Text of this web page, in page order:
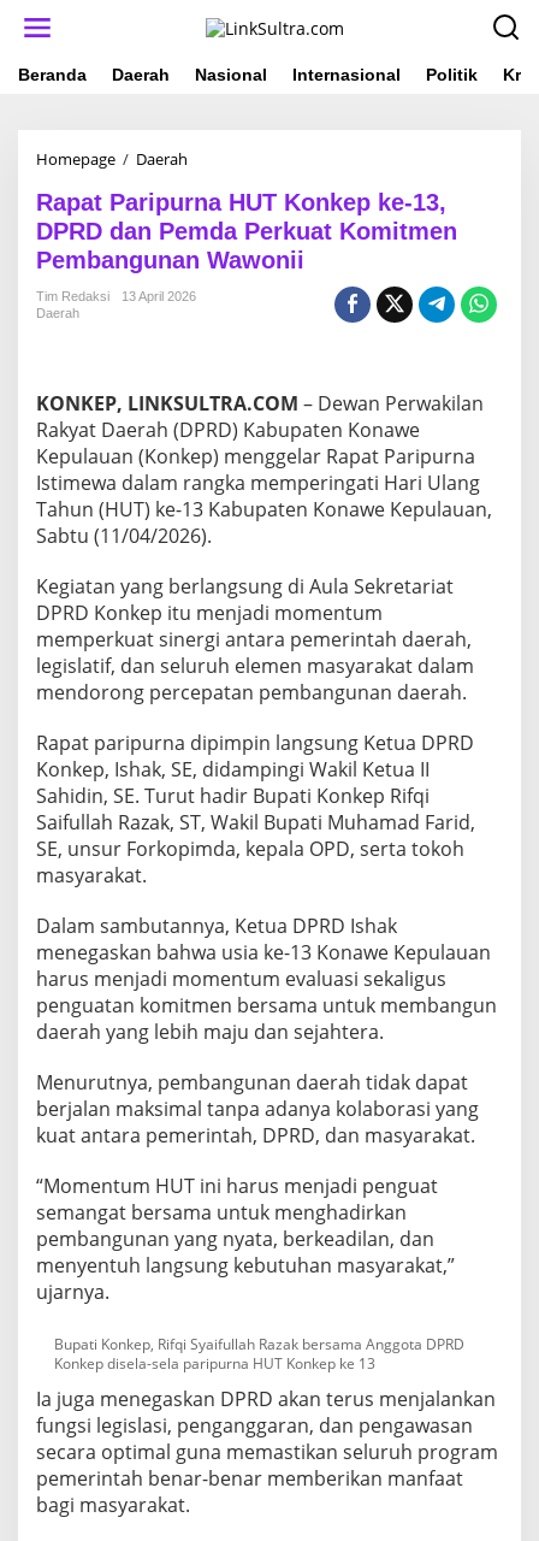
Beranda Daerah Nasional Internasional Politik
Homepage / Daerah
p
a
t
P
a
r
n
a
H
U
T
K
o
k
e
p
k
e
-
3
,
D
P
R
D
n
P
e
m
d
a
r
k
u
t
K
o
m
i
n
P
e
b
a
n
Rapat Paripurna HUT Konkep ke-13,
DPRD dan Pemda Perkuat Komitmen
Pembangunan Wawonii
Tim Redaksi
13 April 2026
Daerah
KONKEP, LINKSULTRA.COM – Dewan Perwakilan
Rakyat Daerah (DPRD) Kabupaten Konawe
Kepulauan (Konkep) menggelar Rapat Paripurna
Istimewa dalam rangka memperingati Hari Ulang
Tahun (HUT) ke-13 Kabupaten Konawe Kepulauan,
Sabtu (11/04/2026).
Kegiatan yang berlangsung di Aula Sekretariat
DPRD Konkep itu menjadi momentum
memperkuat sinergi antara pemerintah daerah,
legislatif, dan seluruh elemen masyarakat dalam
mendorong percepatan pembangunan daerah.
Rapat paripurna dipimpin langsung Ketua DPRD
Konkep, Ishak, SE, didampingi Wakil Ketua II
Sahidin, SE. Turut hadir Bupati Konkep Rifqi
Saifullah Razak, ST, Wakil Bupati Muhamad Farid,
SE, unsur Forkopimda, kepala OPD, serta tokoh
masyarakat.
Dalam sambutannya, Ketua DPRD Ishak
menegaskan bahwa usia ke-13 Konawe Kepulauan
harus menjadi momentum evaluasi sekaligus
penguatan komitmen bersama untuk membangun
daerah yang lebih maju dan sejahtera.
Menurutnya, pembangunan daerah tidak dapat
berjalan maksimal tanpa adanya kolaborasi yang
kuat antara pemerintah, DPRD, dan masyarakat.
“Momentum HUT ini harus menjadi penguat
semangat bersama untuk menghadirkan
pembangunan yang nyata, berkeadilan, dan
menyentuh langsung kebutuhan masyarakat,”
ujarnya.
Bupati Konkep, Rifqi Syaifullah Razak bersama Anggota DPRD
Konkep disela-sela paripurna HUT Konkep ke 13
Ia juga menegaskan DPRD akan terus menjalankan
fungsi legislasi, penganggaran, dan pengawasan
secara optimal guna memastikan seluruh program
pemerintah benar-benar memberikan manfaat
bagi masyarakat.